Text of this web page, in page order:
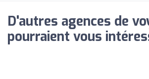
D'autres agences de
pourraient vous